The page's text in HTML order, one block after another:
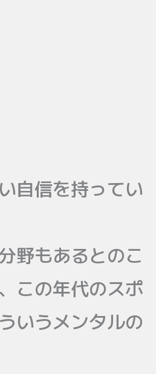
自信を持ってい
野もあるとのこ
この年代のスポ
いうメンタルの